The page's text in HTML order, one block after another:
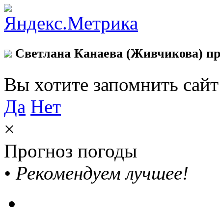
Светлана Канаева (Живчикова)
Вы хотите запомнить
Да Нет
×
Прогноз погоды
• Рекомендуем лучшее!